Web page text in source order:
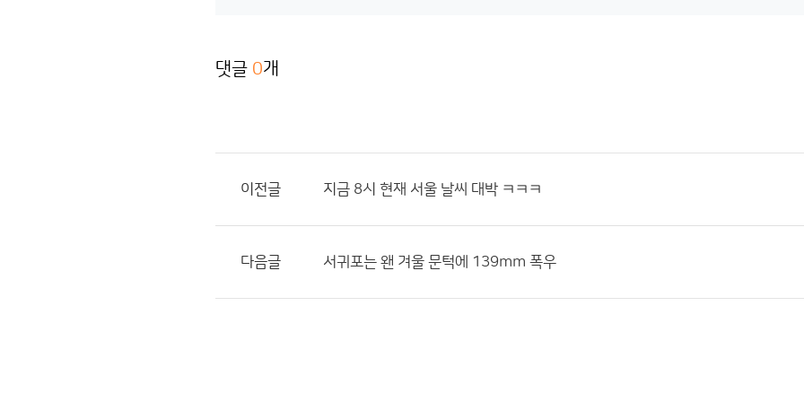
댓글 0개
이전글 지금 8시 현재 서울 날씨 대박 ㅋㅋㅋ
다음글 서귀포는 왠 겨울 문턱에 139mm 폭우